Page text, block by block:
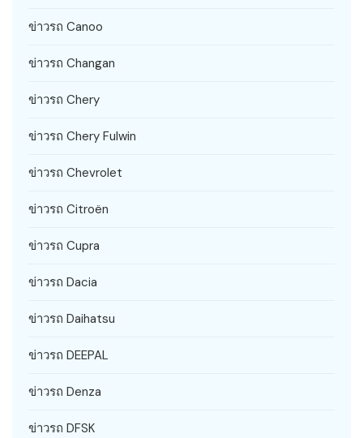
ข่าวรถ Canoo
ข่าวรถ Changan
ข่าวรถ Chery
ข่าวรถ Chery Fulwin
ข่าวรถ Chevrolet
ข่าวรถ Citroën
ข่าวรถ Cupra
ข่าวรถ Dacia
ข่าวรถ Daihatsu
ข่าวรถ DEEPAL
ข่าวรถ Denza
ข่าวรถ DFSK